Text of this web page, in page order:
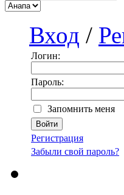
Вход /
Логин:
Пароль:
Запомнить меня
Регистрация
Забыли свой пароль?